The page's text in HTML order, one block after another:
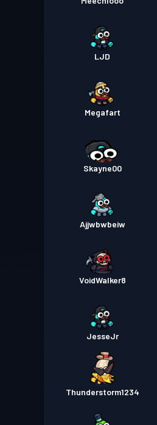
Prémiový bojový pas
Prémiový bojový pas
Season 1
LJD
Megafart
Skayne00
Ajjwbwbeiw
VoidWalker8
JesseJr
Thunderstorm1234